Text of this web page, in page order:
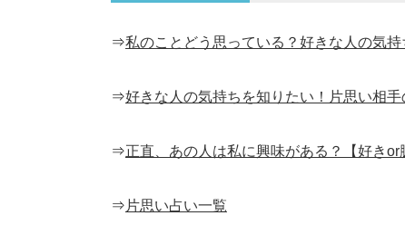
⇒私のことどう思っている？好きな人の気
⇒好きな人の気持ちを知りたい！片思い相
⇒正直、あの人は私に興味がある？【好き
⇒ 片思い占い一覧